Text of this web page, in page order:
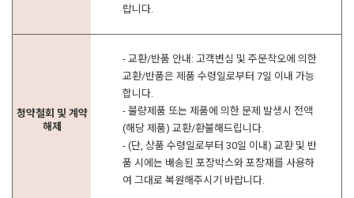
랍니다.
청약철회 및 계약
해제
- 교환/반품 안내: 고객변심 및 주문착오에 의한
교환/반품은 제품 수령일로부터 7일 이내 가능
합니다.
- 불량제품 또는 제품에 의한 문제 발생시 전액
(해당 제품) 교환/환불해드립니다.
- (단, 상품 수령일로부터 30일 이내) 교환 및 반
품 시에는 배송된 포장박스와 포장재를 사용하
여 그대로 복원해주시기 바랍니다.